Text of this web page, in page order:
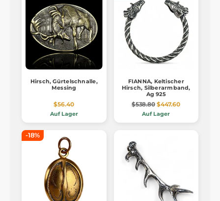
Hirsch, Gürtelschnalle,
Messing
$56.40
Auf Lager
FIANNA, Keltischer
Hirsch, Silberarmband,
Ag 925
$538.80 $447.60
Auf Lager
-18%